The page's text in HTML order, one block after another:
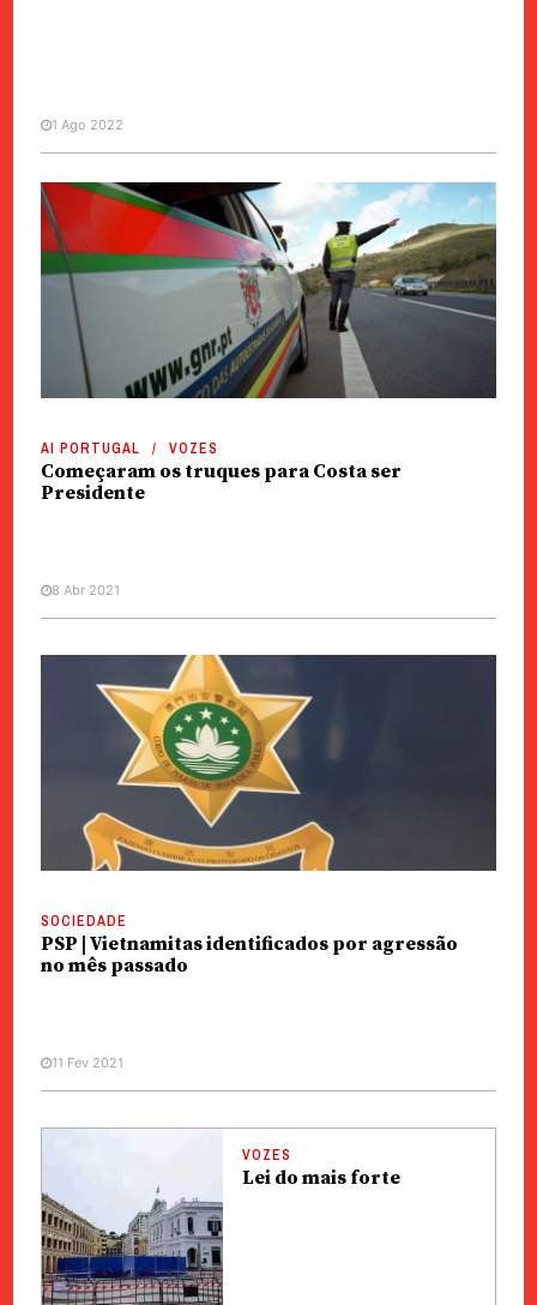
MANCHETE SOCIEDADE
Duas agentes da Polícia de
Segurança Pública vão a karaoke
e infringem a lei
1 Ago 2022
AI PORTUGAL VOZES
Começaram os truques para Costa ser
Presidente
8 Abr 2021
SOCIEDADE
PSP | Vietnamitas identificados por agressão
no mês passado
11 Fev 2021
VOZES
Lei do mais forte